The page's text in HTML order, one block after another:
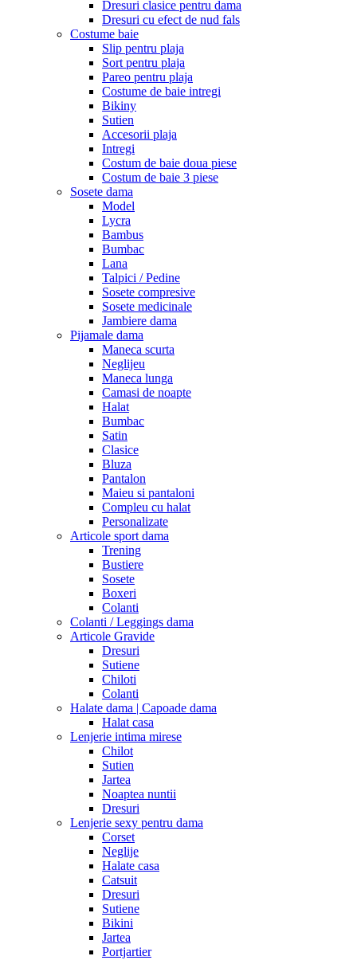
Dresuri clasice pentru dama
Dresuri cu efect de nud fals
Costume baie
Slip pentru plaja
Sort pentru plaja
Pareo pentru plaja
Costume de baie intregi
Bikiny
Sutien
Accesorii plaja
Intregi
Costum de baie doua piese
Costum de baie 3 piese
Sosete dama
Model
Lycra
Bambus
Bumbac
Lana
Talpici / Pedine
Sosete compresive
Sosete medicinale
Jambiere dama
Pijamale dama
Maneca scurta
Neglijeu
Maneca lunga
Camasi de noapte
Halat
Bumbac
Satin
Clasice
Bluza
Pantalon
Maieu si pantaloni
Compleu cu halat
Personalizate
Articole sport dama
Trening
Bustiere
Sosete
Boxeri
Colanti
Colanti / Leggings dama
Articole Gravide
Dresuri
Sutiene
Chiloti
Colanti
Halate dama | Capoade dama
Halat casa
Lenjerie intima mirese
Chilot
Sutien
Jartea
Noaptea nuntii
Dresuri
Lenjerie sexy pentru dama
Corset
Neglije
Halate casa
Catsuit
Dresuri
Sutiene
Bikini
Jartea
Portjartier